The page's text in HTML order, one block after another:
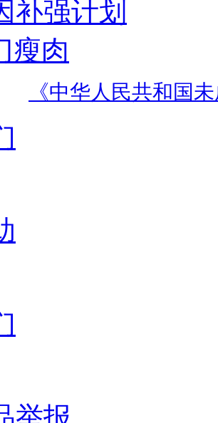
补强计划
瘦肉
《中华人民共和国